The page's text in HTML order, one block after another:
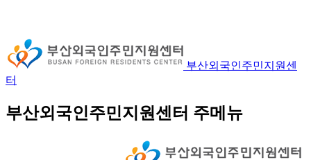
부산외국인주민지원센
터
부산외국인주민지원센터 주메뉴